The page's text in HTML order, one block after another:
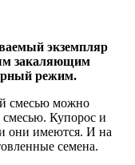
экземпляр
закаляющим
режим.
смесью можно
смесью. Купорос и
они имеются. И на
семена.